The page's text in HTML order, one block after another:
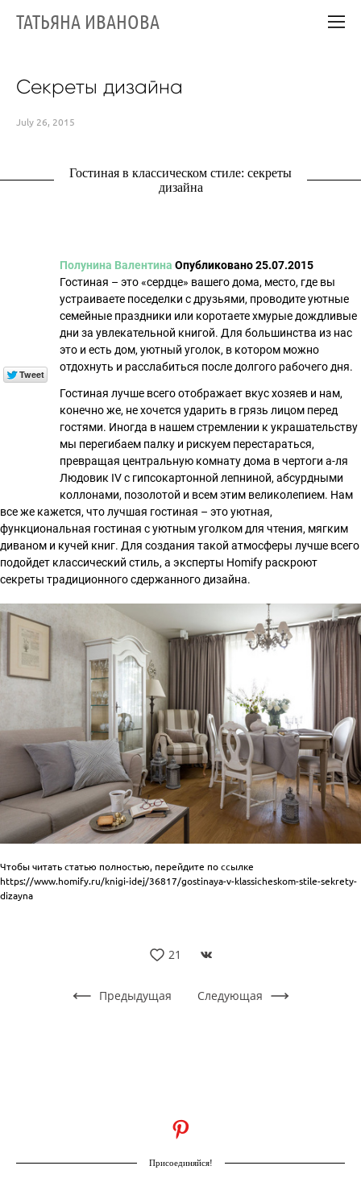
ТАТЬЯНА ИВАНОВА
July 26, 2015
Секреты дизайна
Гостиная в классическом стиле: секреты
дизайна
Полунина Валентина Опубликовано 25.07.2015
Гостиная – это сердце вашего дома, место, где вы
устраиваете поседелки с друзьями, проводите уютные
семейные праздники или коротаете хмурые дождливые
дни за увлекательной книгой. Для большинства из нас
это и есть дом, уютный уголок, в котором можно
отдохнуть и расслабиться после долгого рабочего дня.
Гостиная лучше всего отображает вкус хозяев и нам,
конечно же, не хочется ударить в грязь лицом перед
гостями. Иногда в нашем стремлении к украшательству
мы перегибаем палку и рискуем перестараться,
превращая центральную комнату дома в чертоги а-ля
Людовик IV с гипсокартонной лепниной, абсурдными
коллонами, позолотой и всем этим великолепием. Нам
все же кажется, что лучшая гостиная – это уютная,
функциональная гостиная с уютным уголком для чтения, мягким
диваном и кучей книг. Для создания такой атмосферы лучше всего
подойдет классический стиль, а эксперты Homify раскроют
секреты традиционного сдержанного дизайна.
Чтобы читать статью полностью, перейдите по ссылке
https://www.homify.ru/knigi-idej/36817/gostinaya-v-klassicheskom-stile-sekrety-
dizayna
21
Предыдущая Следующая
Присоединяйся!